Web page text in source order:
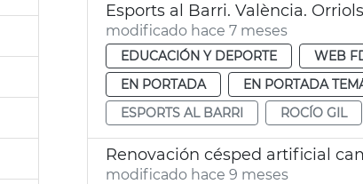
Esports al Barri. València. Orriols
modificado hace 7 meses
EDUCACIÓN Y DEPORTE WEB
EN PORTADA
EN PORTADA
ESPORTS AL BARRI
ROCÍO GIL
Renovación césped artificial
modificado hace 9 meses